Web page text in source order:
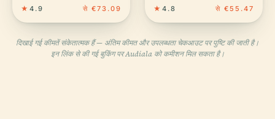
★ 4.9 से €73.09 ★ 4.8 से €55.47
दिखाई गई कीमतें संकेतात्मक हैं — अंतिम कीमत और उपलब्धता चेकआउट पर पुष्टि की जाती है।
इन लिंक से की गई बुकिंग पर Audiala को कमीशन मिल सकता है।